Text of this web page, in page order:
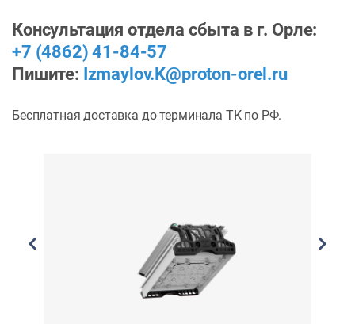
Консультация отдела сбыта в г. Орле:
+7 (4862) 41-84-57
Пишите: Izmaylov.K@proton-orel.ru
Бесплатная доставка до терминала ТК по РФ.